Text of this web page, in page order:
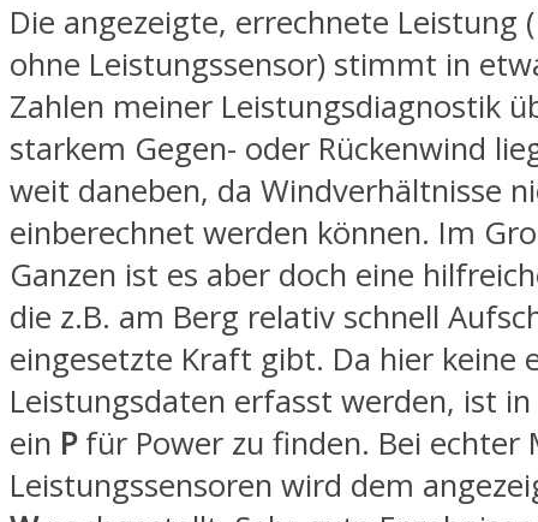
Die angezeigte, errechnete Leistung
ohne Leistungssensor) stimmt in
Zahlen meiner Leistungsdiagnostik
starkem Gegen- oder Rückenwind
weit daneben, da Windverhältnisse
einberechnet werden können. Im
Ganzen ist es aber doch eine
die z.B. am Berg relativ schnell
eingesetzte Kraft gibt. Da hier keine
Leistungsdaten erfasst werden, ist
ein Pfür Power zu finden. Bei echter
Leistungssensoren wird dem